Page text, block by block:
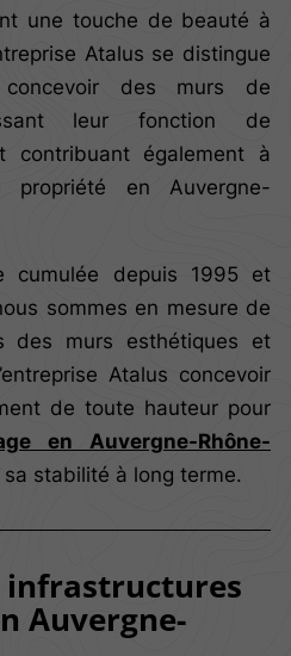
une touche de beauté à
Atalus se distingue
des murs de
leur fonction de
contribuant également à
propriété en Auvergne-
cumulée depuis 1995 et
sommes en mesure de
des murs esthétiques et
Atalus concevoir
de toute hauteur pour
en Auvergne-Rhône-
stabilité à long terme.
infrastructures
Auvergne-